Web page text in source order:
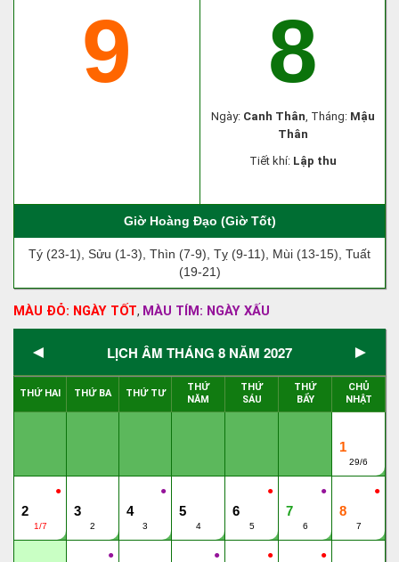
9 8
Ngày: Canh Thân, Tháng: Mậu
Thân
Tiết khí: Lập thu
Giờ Hoàng Đạo (Giờ Tốt)
Tý (23-1), Sửu (1-3), Thìn (7-9), Tỵ (9-11), Mùi (13-15), Tuất
(19-21)
MÀU ĐỎ: NGÀY TỐT, MÀU TÍM: NGÀY XẤU
◄ LỊCH ÂM THÁNG 8 NĂM 2027 ►
THỨ HAI THỨ BA THỨ TƯ
THỨ
NĂM
THỨ
SÁU
THỨ
BẨY
CHỦ
NHẬT
1
29/6
●
2
1/7
3
2
●
4
3
5
4
●
6
5
●
7
6
●
8
7
● ● ● ●